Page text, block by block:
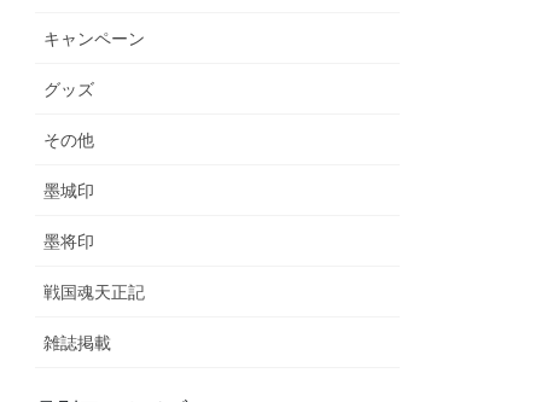
キャンペーン
グッズ
その他
墨城印
墨将印
戦国魂天正記
雑誌掲載